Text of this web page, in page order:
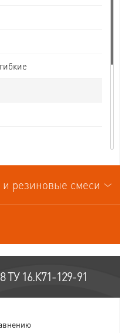
прокладки
и резиновые смеси
ТУ 16.К71-129-91